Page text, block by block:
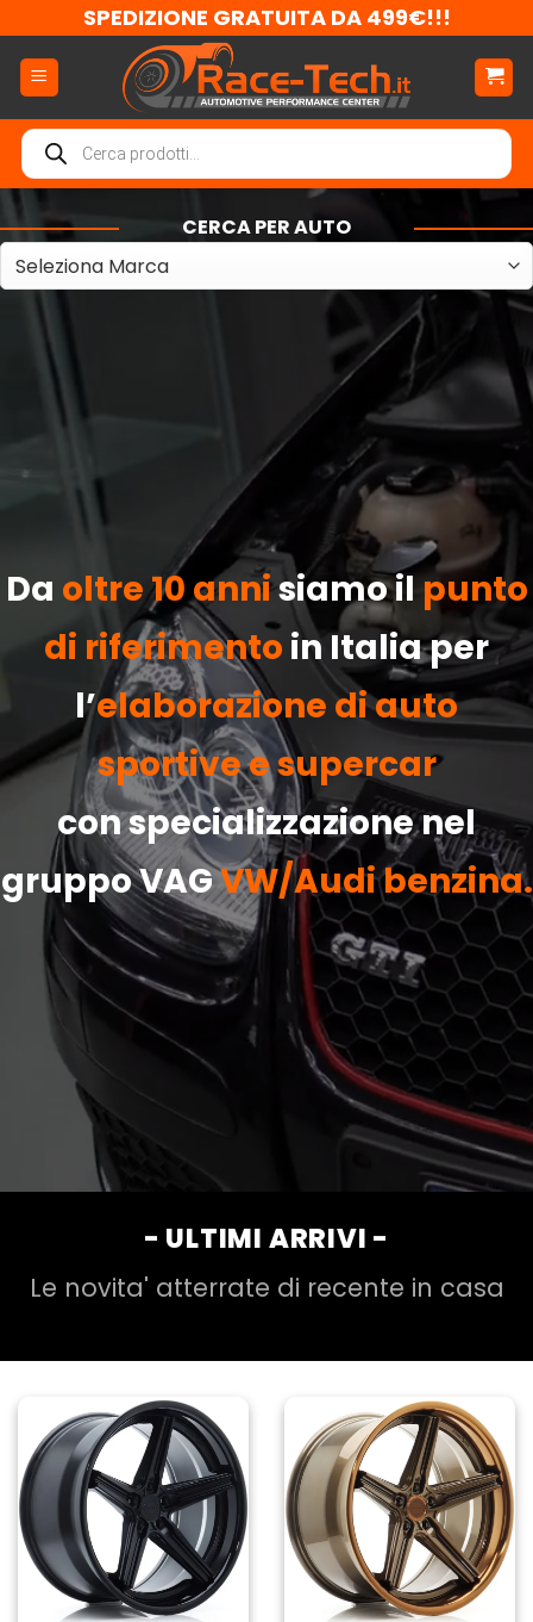
ai
contenuti
SPEDIZIONE GRATUITA DA 499€!!!
Ricerca
prodotti
CERCA PER AUTO
Da oltre 10 annisiamo ilpunto
di riferimento in Italia per
l’elaborazione di auto
sportive e supercar
con specializzazione nel
gruppo VAGVW/Audi benzina.
- ULTIMI ARRIVI -
Le novita' atterrate di recente in casa